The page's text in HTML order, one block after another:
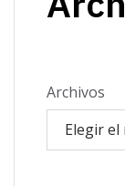
Archivos